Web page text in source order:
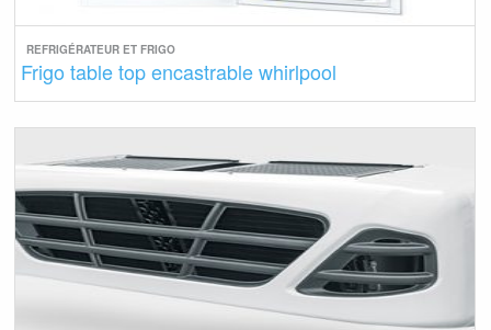
REFRIGÉRATEUR ET FRIGO
Frigo table top encastrable whirlpool